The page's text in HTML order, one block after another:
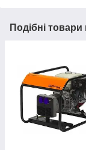
Подібні товари